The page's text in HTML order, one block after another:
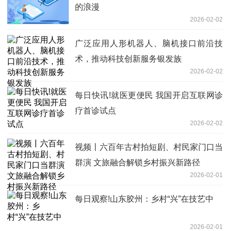
的浪漫
2026-02-02
广泛应用人形机器人、脑机接口前沿技
术，推动科技创新服务银发族
2026-02-02
每日快讯!就医更便民 我国开启互联网诊
疗首诊试点
2026-02-02
视频丨六百年古村拍短剧、村民家门口当
群演 文旅融合解锁乡村振兴新路径
2026-02-01
每日观察!山东胶州：乡村“兴”在技艺中
2026-02-01